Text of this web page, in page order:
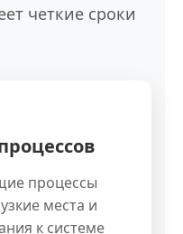
четкие сроки
процессы
места и
к системе